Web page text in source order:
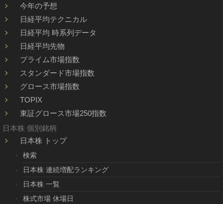
今年の予想
日経平均テクニカル
日経平均 時系列データ
日経平均先物
プライム市場指数
スタンダード市場指数
グロース市場指数
TOPIX
東証グロース市場250指数
日本株 個別銘柄
日本株 トップ
検索
日本株 連続増配ランキング
日本株 一覧
株式市場 休場日